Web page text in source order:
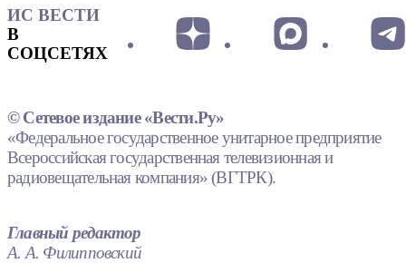
ИС ВЕСТИ
В
СОЦСЕТЯХ
© Сетевое издание «Вести.Ру»
«Федеральное государственное унитарное предприятие
Всероссийская государственная телевизионная и
радиовещательная компания» (ВГТРК).
Главный редактор
А. А. Филипповский